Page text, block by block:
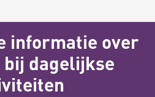
informatie over
dagelijkse